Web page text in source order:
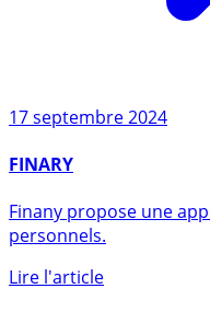
17 septembre 2024
FINARY
personnels.